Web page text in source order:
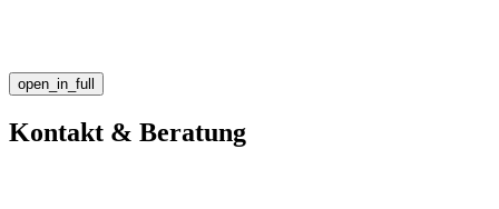
open_in_full
Kontakt & Beratung